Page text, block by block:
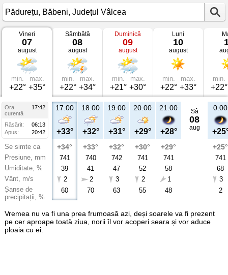
Vremea
Pădurețu
Băbeni,
Județul
Vâlcea
Vineri
07
august
min.
+22°
max.
+35°
Sâmbătă
08
august
min.
+22°
max.
+34°
Duminică
09
august
min.
+21°
max.
+30°
Luni
10
august
min.
+22°
max.
+33°
min.
+22°
Ora
17:42
curentă
Răsărit:
06:13
Apus:
20:42
Se simte ca
Presiune, mm
Umiditate, %
Vânt, m/s
Șanse de
precipitații, %
17:00
+33°
+34°
741
39
2
60
18:00
+32°
+33°
740
41
2
70
19:00
+31°
+32°
742
47
3
63
20:00
+29°
+30°
741
52
2
55
21:00
+28°
+29°
741
58
1
48
Sâ
08
aug
0:00
+25°
741
68
3
2
Vremea nu va fi una prea frumoasă azi, deși soarele va fi prezent
pe cer aproape toată ziua, norii îl vor acoperi seara și vor aduce
ploaia cu ei.